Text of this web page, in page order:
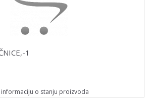
1
o stanju proizvoda